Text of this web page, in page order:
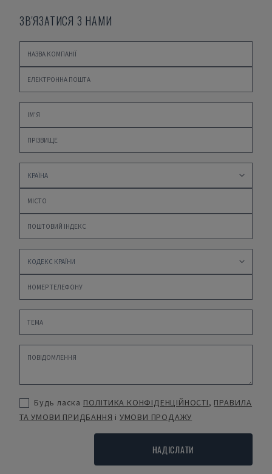
ЗВ'ЯЗАТИСЯ З НАМИ
Будь ласка ПОЛІТИКА КОНФІДЕНЦІЙНОСТІ, ПРАВИЛА
ТА УМОВИ ПРИДБАННЯ і УМОВИ ПРОДАЖУ
НАДІСЛАТИ